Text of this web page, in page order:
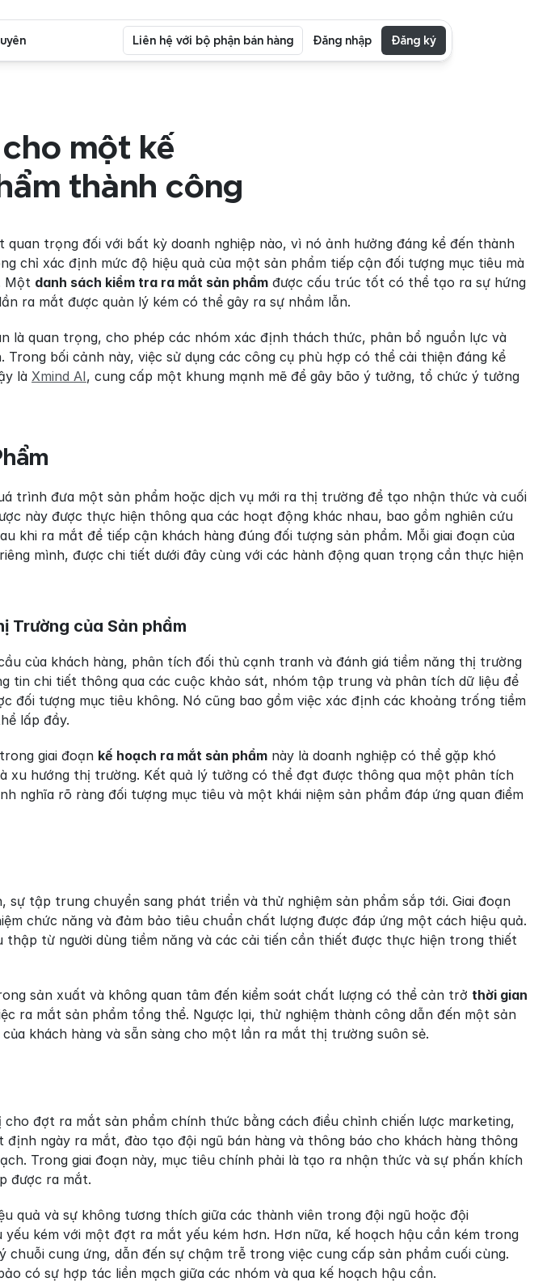
một kế
thành công
trọng đối với bất kỳ doanh nghiệp nào, vì nó ảnh hưởng đáng kể đến thành
chỉ xác định mức độ hiệu quả của một sản phẩm tiếp cận đối tượng mục tiêu mà
Một danh sách kiểm tra ra mắt sản phẩm được cấu trúc tốt có thể tạo ra sự hứng
ra mắt được quản lý kém có thể gây ra sự nhầm lẫn.
là quan trọng, cho phép các nhóm xác định thách thức, phân bổ nguồn lực và
bối cảnh này, việc sử dụng các công cụ phù hợp có thể cải thiện đáng kể
là Xmind AI, cung cấp một khung mạnh mẽ để gây bão ý tưởng, tổ chức ý tưởng
trình đưa một sản phẩm hoặc dịch vụ mới ra thị trường để tạo nhận thức và cuối
này được thực hiện thông qua các hoạt động khác nhau, bao gồm nghiên cứu
khi ra mắt để tiếp cận khách hàng đúng đối tượng sản phẩm. Mỗi giai đoạn của
mình, được chi tiết dưới đây cùng với các hành động quan trọng cần thực hiện
Trường của Sản phẩm
của khách hàng, phân tích đối thủ cạnh tranh và đánh giá tiềm năng thị trường
tin chi tiết thông qua các cuộc khảo sát, nhóm tập trung và phân tích dữ liệu để
đối tượng mục tiêu không. Nó cũng bao gồm việc xác định các khoảng trống tiềm
lấp đầy.
giai đoạn kế hoạch ra mắt sản phẩm này là doanh nghiệp có thể gặp khó
xu hướng thị trường. Kết quả lý tưởng có thể đạt được thông qua một phân tích
nghĩa rõ ràng đối tượng mục tiêu và một khái niệm sản phẩm đáp ứng quan điểm
sự tập trung chuyển sang phát triển và thử nghiệm sản phẩm sắp tới. Giai đoạn
chức năng và đảm bảo tiêu chuẩn chất lượng được đáp ứng một cách hiệu quả.
từ người dùng tiềm năng và các cải tiến cần thiết được thực hiện trong thiết
sản xuất và không quan tâm đến kiểm soát chất lượng có thể cản trở thời gian
ra mắt sản phẩm tổng thể. Ngược lại, thử nghiệm thành công dẫn đến một sản
khách hàng và sẵn sàng cho một lần ra mắt thị trường suôn sẻ.
cho đợt ra mắt sản phẩm chính thức bằng cách điều chỉnh chiến lược marketing,
định ngày ra mắt, đào tạo đội ngũ bán hàng và thông báo cho khách hàng thông
Trong giai đoạn này, mục tiêu chính phải là tạo ra nhận thức và sự phấn khích
được ra mắt.
quả và sự không tương thích giữa các thành viên trong đội ngũ hoặc đội
kém với một đợt ra mắt yếu kém hơn. Hơn nữa, kế hoạch hậu cần kém trong
chuỗi cung ứng, dẫn đến sự chậm trễ trong việc cung cấp sản phẩm cuối cùng.
có sự hợp tác liền mạch giữa các nhóm và qua kế hoạch hậu cần.
Liên hệ với bộ phận bán hàng Đăng nhập Đăng ký